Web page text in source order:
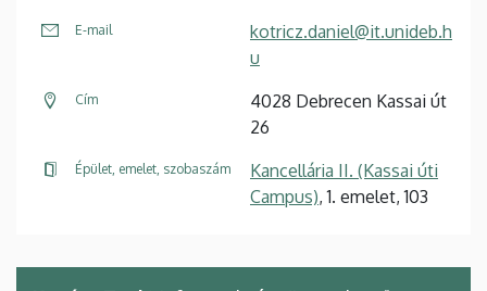
E-mail
kotricz.daniel@it.unideb.h
u
Cím
4028 Debrecen Kassai út
26
Épület, emelet, szobaszám
Kancellária II. (Kassai úti
Campus), 1. emelet, 103